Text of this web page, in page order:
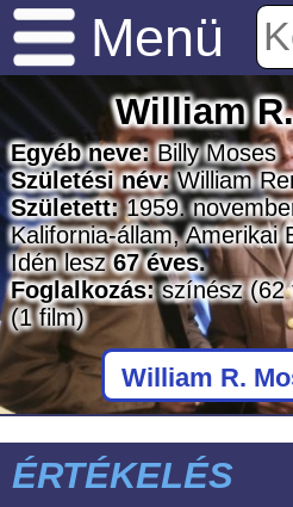
Menü
William
Egyéb neve:Billy Moses
Születési név:William
Született:1959.
Kalifornia-állam, Amerikai
Idén lesz67 éves.
Foglalkozás:színész(62
(1 film)
William R.
ÉRTÉKELÉS